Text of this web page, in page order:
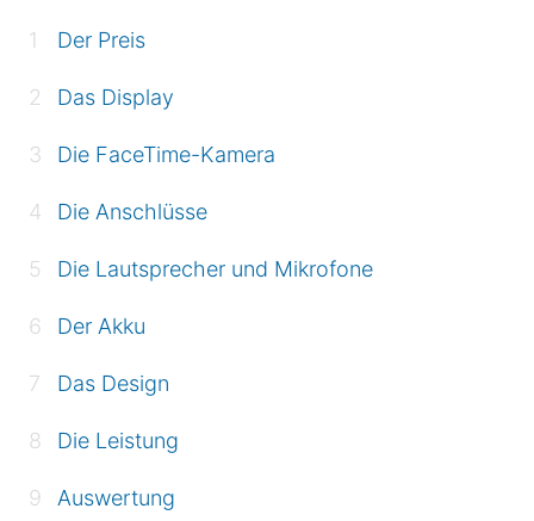
Der Preis
Das Display
Die FaceTime-Kamera
Die Anschlüsse
Die Lautsprecher und Mikrofone
Der Akku
Das Design
Die Leistung
Auswertung